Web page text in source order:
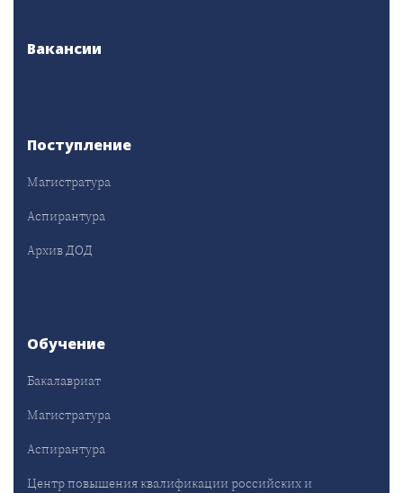
Вакансии
Поступление
Магистратура
Аспирантура
Архив ДОД
Обучение
Бакалавриат
Магистратура
Аспирантура
Центр повышения квалификации российских и